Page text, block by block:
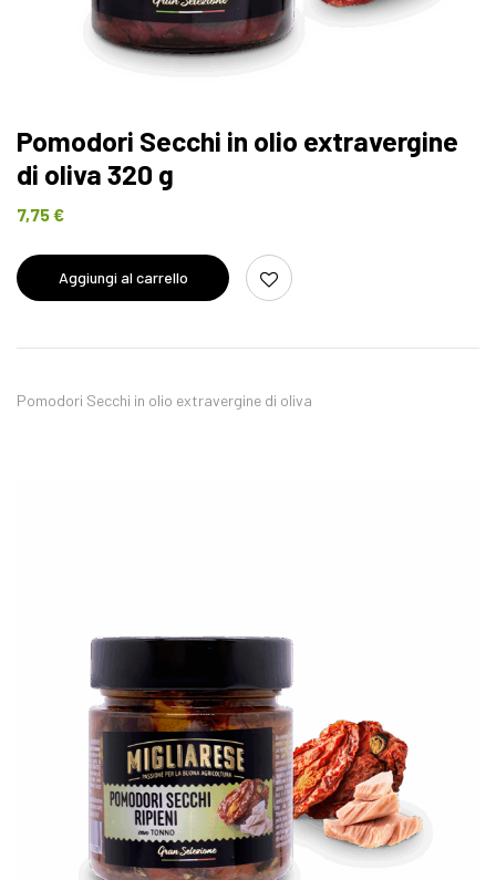
Pomodori Secchi in olio extravergine
di oliva 320 g
7,75€
Aggiungi al carrello
Pomodori Secchi in olio extravergine di oliva